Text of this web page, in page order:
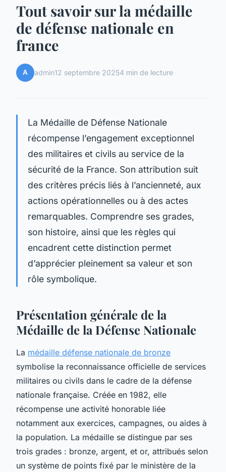
Tout savoir sur la médaille
de défense nationale en
france
A admin12 septembre 20254 min de lecture
La Médaille de Défense Nationale
récompense l’engagement exceptionnel
des militaires et civils au service de la
sécurité de la France. Son attribution suit
des critères précis liés à l’ancienneté, aux
actions opérationnelles ou à des actes
remarquables. Comprendre ses grades,
son histoire, ainsi que les règles qui
encadrent cette distinction permet
d’apprécier pleinement sa valeur et son
rôle symbolique.
Présentation générale de la
Médaille de la Défense Nationale
La médaille défense nationale de bronze
symbolise la reconnaissance officielle de services
militaires ou civils dans le cadre de la défense
nationale française. Créée en 1982, elle
récompense une activité honorable liée
notamment aux exercices, campagnes, ou aides à
la population. La médaille se distingue par ses
trois grades : bronze, argent, et or, attribués selon
un système de points fixé par le ministère de la